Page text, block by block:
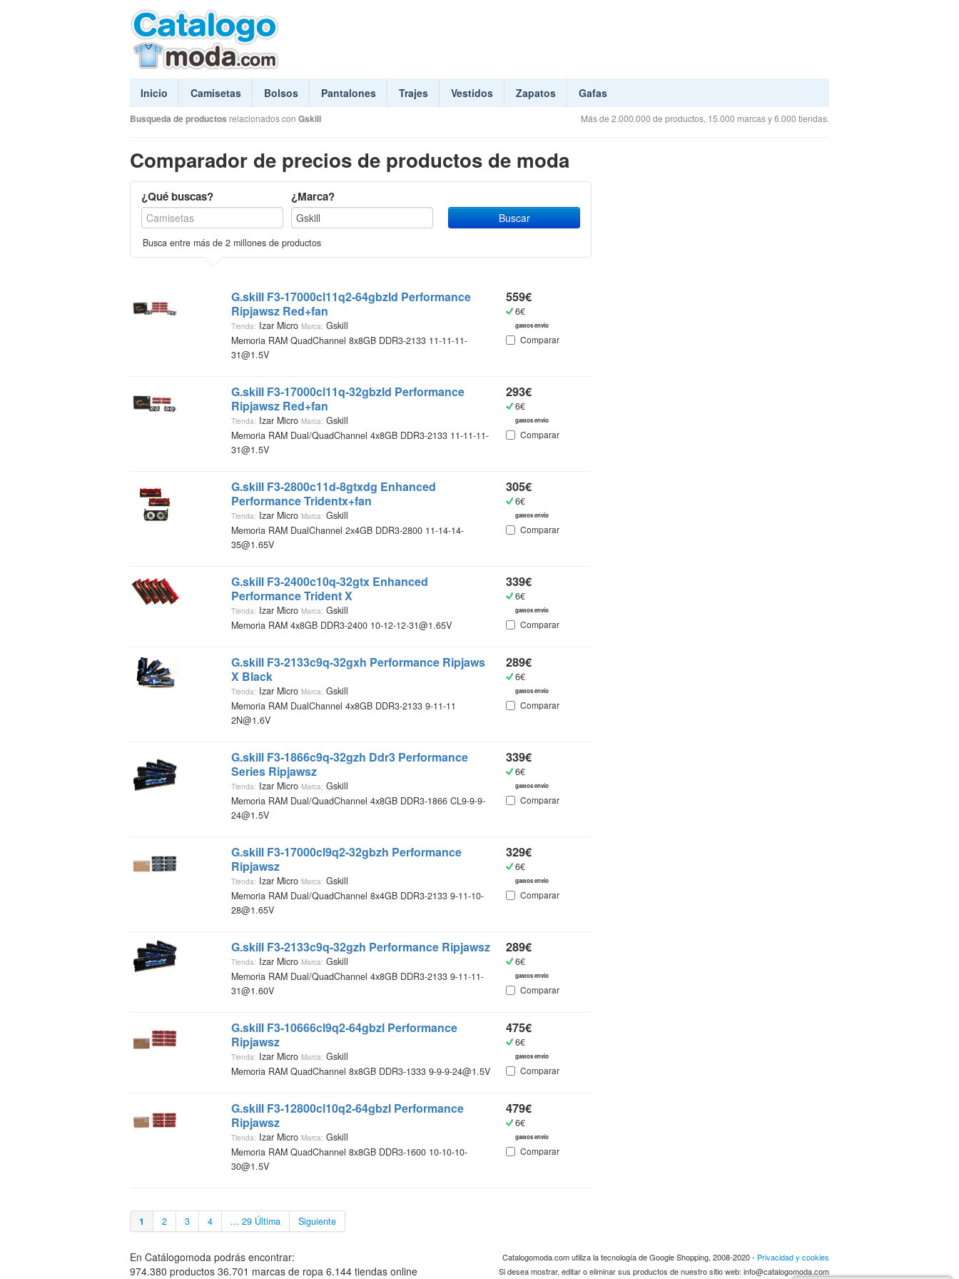
Inicio Camisetas Bolsos Pantalones Trajes Vestidos Zapatos Gafas
Busqueda de productos relacionados con Gskill Más de 2.000.000 de productos, 15.000 marcas y 6.000 tiendas.
Comparador de precios de productos de moda
¿Qué buscas? ¿Marca?
Busca entre más de 2 millones de productos
G.skill F3-17000cl11q2-64gbzld Performance
Ripjawsz Red+fan
Tienda: Izar Micro Marca: Gskill
Memoria RAM QuadChannel 8x8GB DDR3-2133 11-11-11-
31@1.5V
559€
6€
gastos envío
Comparar
G.skill F3-17000cl11q-32gbzld Performance
Ripjawsz Red+fan
Tienda: Izar Micro Marca: Gskill
Memoria RAM Dual/QuadChannel 4x8GB DDR3-2133 11-11-11-
31@1.5V
293€
6€
gastos envío
Comparar
G.skill F3-2800c11d-8gtxdg Enhanced
Performance Tridentx+fan
Tienda: Izar Micro Marca: Gskill
Memoria RAM DualChannel 2x4GB DDR3-2800 11-14-14-
35@1.65V
305€
6€
gastos envío
Comparar
G.skill F3-2400c10q-32gtx Enhanced
Performance Trident X
Tienda: Izar Micro Marca: Gskill
Memoria RAM 4x8GB DDR3-2400 10-12-12-31@1.65V
339€
6€
gastos envío
Comparar
G.skill F3-2133c9q-32gxh Performance Ripjaws
X Black
Tienda: Izar Micro Marca: Gskill
Memoria RAM DualChannel 4x8GB DDR3-2133 9-11-11
2N@1.6V
289€
6€
gastos envío
Comparar
G.skill F3-1866c9q-32gzh Ddr3 Performance
Series Ripjawsz
Tienda: Izar Micro Marca: Gskill
Memoria RAM Dual/QuadChannel 4x8GB DDR3-1866 CL9-9-9-
24@1.5V
339€
6€
gastos envío
Comparar
G.skill F3-17000cl9q2-32gbzh Performance
Ripjawsz
Tienda: Izar Micro Marca: Gskill
Memoria RAM Dual/QuadChannel 8x4GB DDR3-2133 9-11-10-
28@1.65V
329€
6€
gastos envío
Comparar
G.skill F3-2133c9q-32gzh Performance Ripjawsz
Tienda: Izar Micro Marca: Gskill
Memoria RAM Dual/QuadChannel 4x8GB DDR3-2133 9-11-11-
31@1.60V
289€
6€
gastos envío
Comparar
G.skill F3-10666cl9q2-64gbzl Performance
Ripjawsz
Tienda: Izar Micro Marca: Gskill
Memoria RAM QuadChannel 8x8GB DDR3-1333 9-9-9-24@1.5V
475€
6€
gastos envío
Comparar
G.skill F3-12800cl10q2-64gbzl Performance
Ripjawsz
Tienda: Izar Micro Marca: Gskill
Memoria RAM QuadChannel 8x8GB DDR3-1600 10-10-10-
30@1.5V
479€
6€
gastos envío
Comparar
1 2 3 4 ... 29 Última Siguiente
En Catálogomoda podrás encontrar:
974.380 productos 36.701 marcas de ropa 6.144 tiendas online
Catalogomoda.com utiliza la tecnología de Google Shopping, 2008-2020 - Privacidad y cookies
Si desea mostrar, editar o eliminar sus productos de nuestro sitio web: info@catalogomoda.com